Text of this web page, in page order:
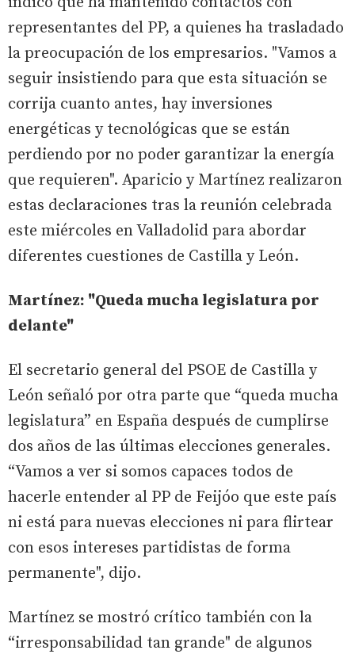
representantes del PP, a quienes ha trasladado
la preocupación de los empresarios. "Vamos a
seguir insistiendo para que esta situación se
corrija cuanto antes, hay inversiones
energéticas y tecnológicas que se están
perdiendo por no poder garantizar la energía
que requieren". Aparicio y Martínez realizaron
estas declaraciones tras la reunión celebrada
este miércoles en Valladolid para abordar
diferentes cuestiones de Castilla y León.
Martínez: "Queda mucha legislatura por
delante"
El secretario general del PSOE de Castilla y
León señaló por otra parte que “queda mucha
legislatura” en España después de cumplirse
dos años de las últimas elecciones generales.
“Vamos a ver si somos capaces todos de
hacerle entender al PP de Feijóo que este país
ni está para nuevas elecciones ni para flirtear
con esos intereses partidistas de forma
permanente", dijo.
Martínez se mostró crítico también con la
“irresponsabilidad tan grande" de algunos